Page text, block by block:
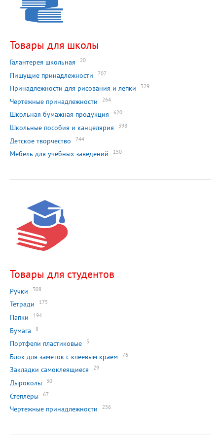
Товары для школы
Галантерея школьная 20
Пишущие принадлежности 707
Принадлежности для рисования и лепки 329
Чертежные принадлежности 264
Школьная бумажная продукция 620
Школьные пособия и канцелярия 398
Детское творчество 744
Мебель для учебных заведений 150
Товары для студентов
Ручки 308
Тетради 175
Папки 194
Бумага 8
Портфели пластиковые 5
Блок для заметок с клеевым краем 76
Закладки самоклеящиеся 29
Дыроколы 30
Степлеры 67
Чертежные принадлежности 256